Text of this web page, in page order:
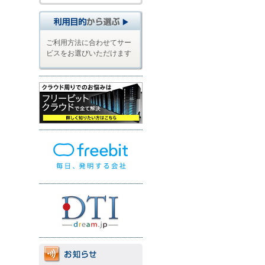
ご利用方法に合わせてサー
ビスをお選びいただけます